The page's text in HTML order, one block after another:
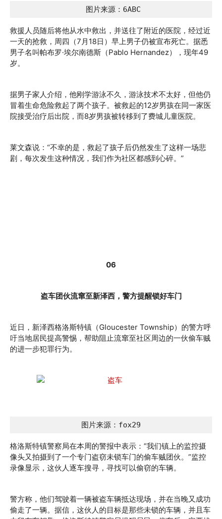
图片来源：6ABC
救援人员随后将他从水中救出，并送往了附近的医院，经过近
一天的抢救，周四（7月18日）早上男子仍被宣布死亡。据悉
男子名叫帕布罗·埃尔南德斯（Pablo Hernandez），现年49
岁。
据男子家人介绍，他刚学游泳不久，游泳技术不太好，但他仍
冒着生命危险救起了两个孩子。被救起的12岁男孩在同一家医
院接受治疗后出院，而8岁男孩被转移到了费城儿童医院。
莱文森说：“不幸的是，救起了孩子后仍然发生了这样一场悲
剧，每次发生这种情况，我们作为社区都感到心碎。”
06
盗车团伙流窜至新泽西，警方提醒锁好车门
近日，新泽西格洛斯特镇（Gloucester Township）的警方呼
吁当地居民提高警惕，帮助阻止流窜至社区周边的一伙偷车贼
的进一步犯罪行为。
图片来源：fox29
格洛斯特镇警察局在本周的警报中表示：“我们镇上的监控摄
像头又拍摄到了一个专门盗窃未锁车门的偷车贼团伙。”监控
录像显示，这伙人逐车搜寻，寻找可以偷窃的车辆。
警方称，他们驾驶着一辆被盗车辆抵达现场，并在当晚又成功
偷走了一辆。据信，这伙人的目标是那些未锁的车辆，并且车